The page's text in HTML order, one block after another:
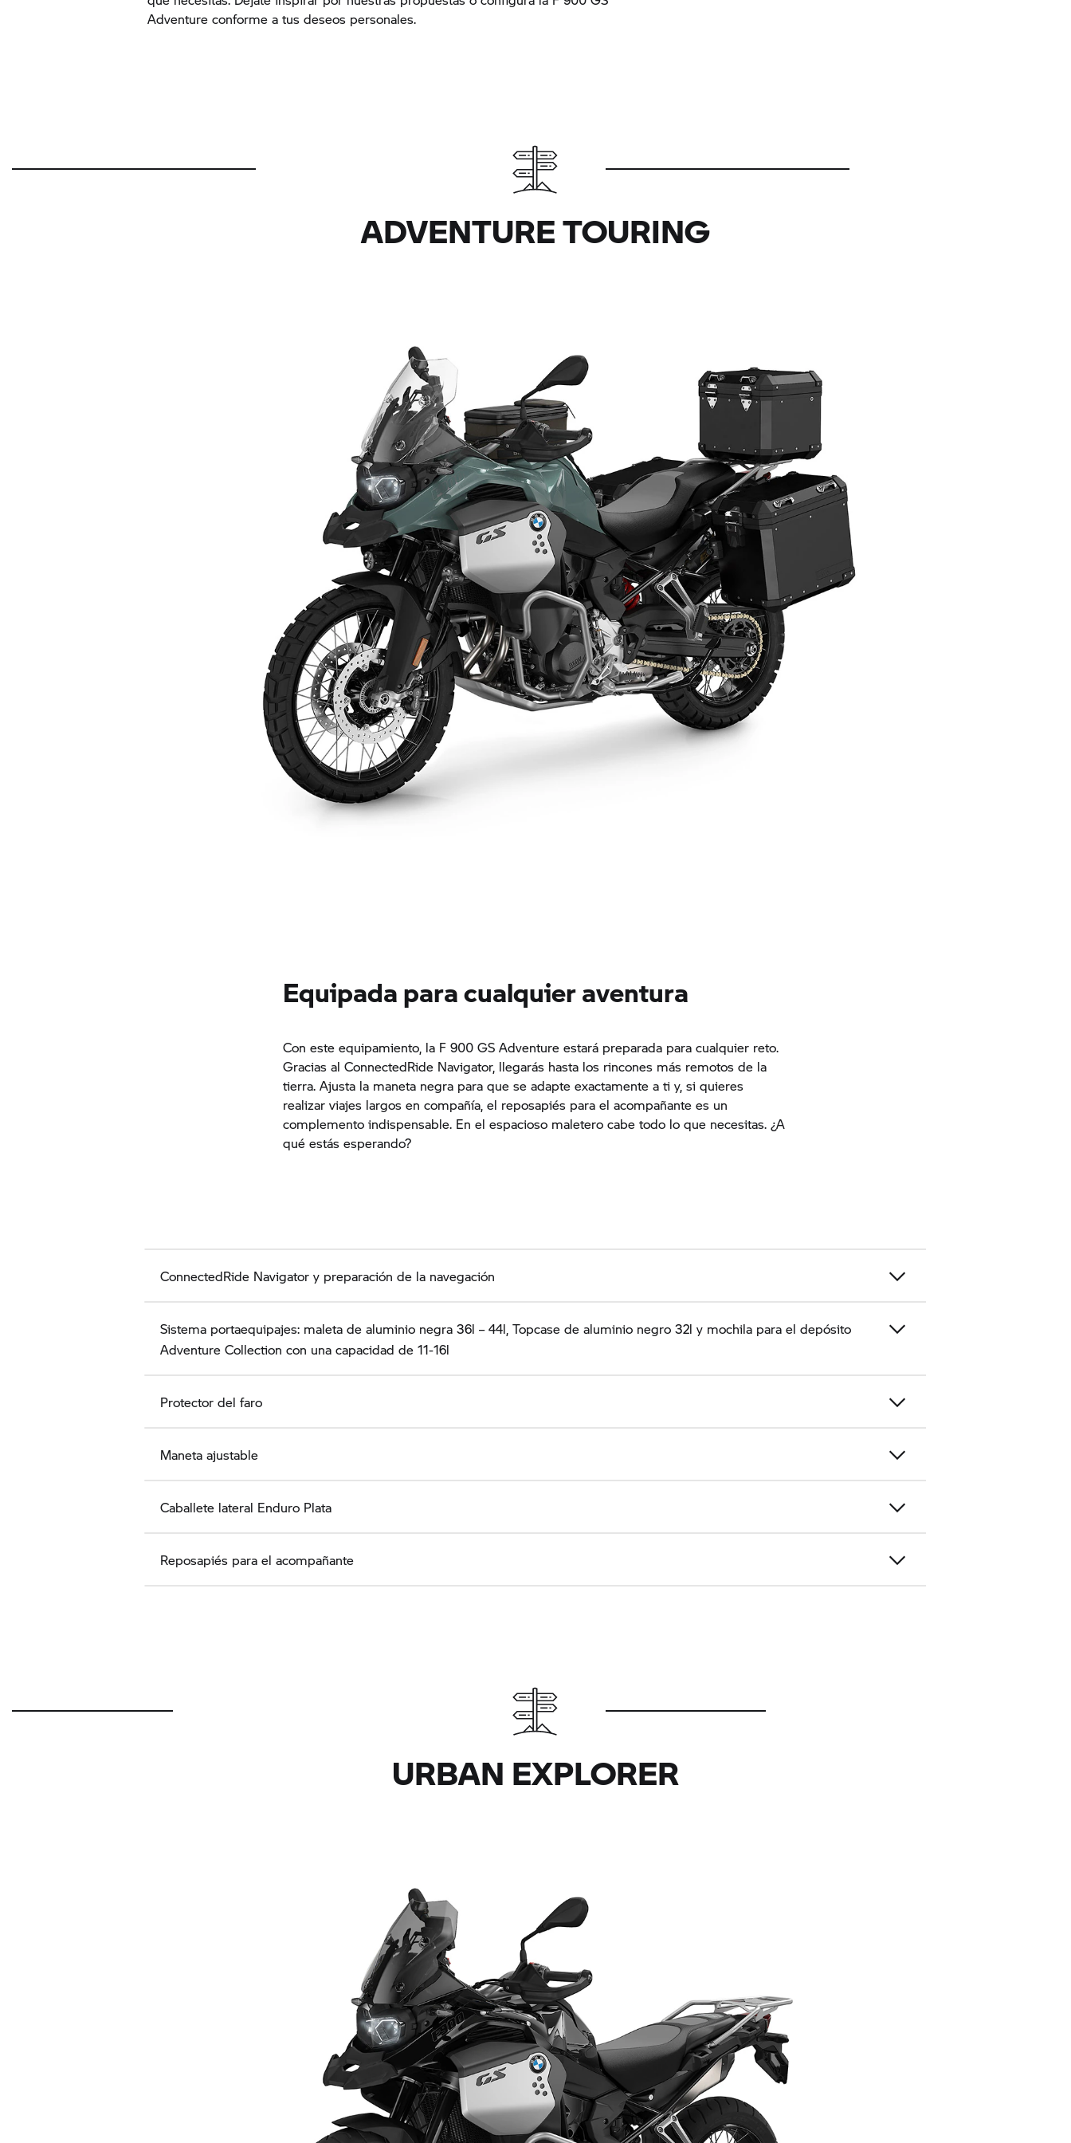
Adventure conforme a tus deseos personales.
ADVENTURE TOURING
Equipada para cualquier aventura
Con este equipamiento, la F 900 GS Adventure estará preparada para cualquier reto.
Gracias al ConnectedRide Navigator, llegarás hasta los rincones más remotos de la
tierra. Ajusta la maneta negra para que se adapte exactamente a ti y, si quieres
realizar viajes largos en compañía, el reposapiés para el acompañante es un
complemento indispensable. En el espacioso maletero cabe todo lo que necesitas. ¿A
qué estás esperando?
ConnectedRide Navigator y preparación de la navegación
Sistema portaequipajes: maleta de aluminio negra 36l – 44l, Topcase de aluminio negro 32l y mochila para el depósito
Adventure Collection con una capacidad de 11-16l
Protector del faro
Maneta ajustable
Caballete lateral Enduro Plata
Reposapiés para el acompañante
URBAN EXPLORER